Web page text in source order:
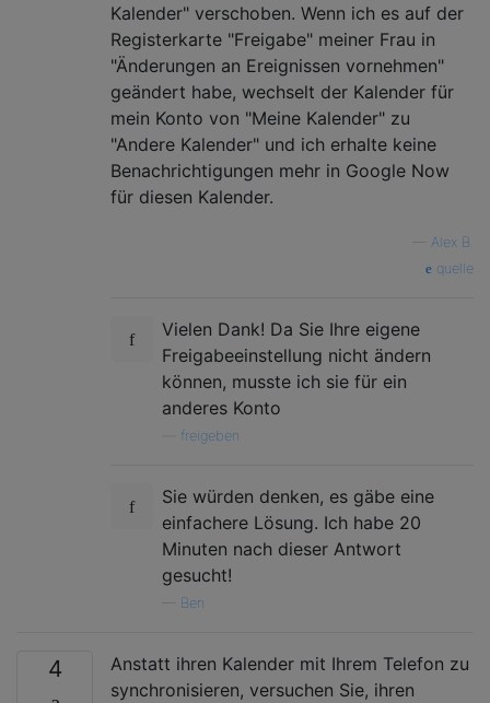
Kalender" verschoben. Wenn ich es auf der
Registerkarte "Freigabe" meiner Frau in
"Änderungen an Ereignissen vornehmen"
geändert habe, wechselt der Kalender für
mein Konto von "Meine Kalender" zu
"Andere Kalender" und ich erhalte keine
Benachrichtigungen mehr in Google Now
für diesen Kalender.
Alex B.
quelle
Vielen Dank! Da Sie Ihre eigene
Freigabeeinstellung nicht ändern
können, musste ich sie für ein
anderes Konto
freigeben
Sie würden denken, es gäbe eine
einfachere Lösung. Ich habe 20
Minuten nach dieser Antwort
gesucht!
Ben
4
Anstatt ihren Kalender mit Ihrem Telefon zu
synchronisieren, versuchen Sie, ihren